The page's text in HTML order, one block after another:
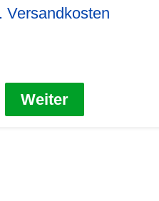
Versandkosten
Weiter